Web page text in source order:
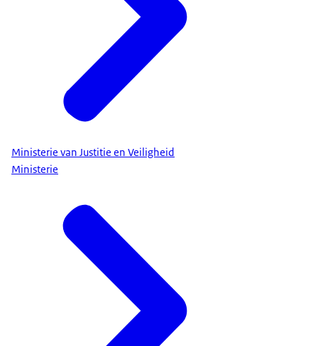
Ministerie van Justitie en Veiligheid
Ministerie